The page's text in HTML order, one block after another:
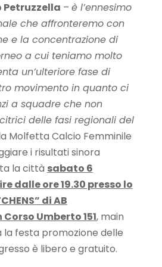
Petruzzella – è l’ennesimo
che affronteremo con
e la concentrazione di
a cui teniamo molto
un’ulteriore fase di
movimento in quanto ci
a squadre che non
delle fasi regionali del
Molfetta Calcio Femminile
i risultati sinora
la città sabato 6
dalle ore 19.30 presso lo
di AB
Umberto 151, main
festa promozione delle
è libero e gratuito.